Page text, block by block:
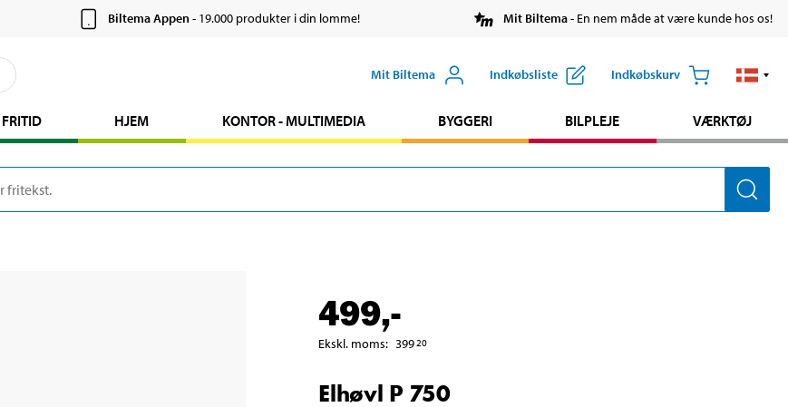
Biltema Appen- 19.000 produkter i din lomme! Mit Biltema- En nem måde at være kunde hos os!
Mit Biltema Indkøbsliste Indkøbskurv
FRITID HJEM KONTOR - MULTIMEDIA BYGGERI BILPLEJE VÆRKTØJ
499,-
Ekskl. moms: 399 20
Elhøvl P 750